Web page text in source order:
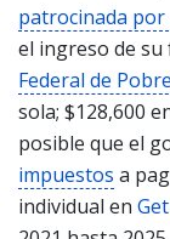
patrocinada
el ingreso de su
Federal de
sola; $128,600
posible que el
impuestos a
individual en